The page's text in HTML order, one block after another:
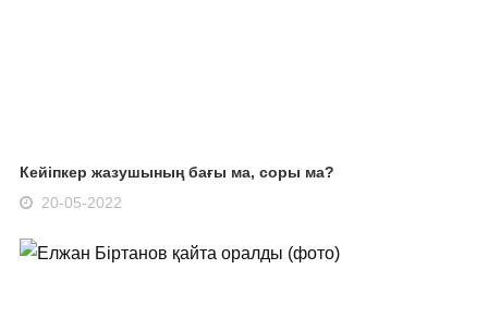
Кейіпкер жазушының бағы ма, соры ма?
20-05-2022